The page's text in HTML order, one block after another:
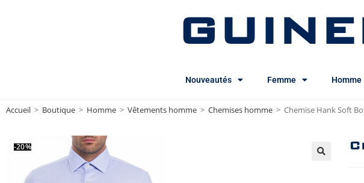
Nouveautés Femme Homme
Accueil > Boutique > Homme > Vêtements homme > Chemises homme > Chemise Hank Soft
-20%